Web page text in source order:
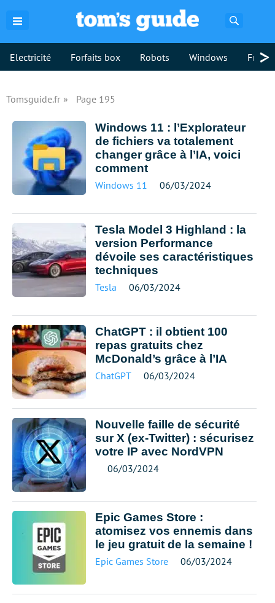
Electricité Forfaits box Robots Windows >
Tomsguide.fr Page 195
Windows 11 : l’Explorateur
de fichiers va totalement
changer grâce à l’IA, voici
comment
Windows 11 06/03/2024
Tesla Model 3 Highland : la
version Performance
dévoile ses caractéristiques
techniques
Tesla 06/03/2024
ChatGPT : il obtient 100
repas gratuits chez
McDonald’s grâce à l’IA
ChatGPT 06/03/2024
Nouvelle faille de sécurité
sur X (ex-Twitter) : sécurisez
votre IP avec NordVPN
06/03/2024
Epic Games Store :
atomisez vos ennemis dans
le jeu gratuit de la semaine !
Epic Games Store 06/03/2024